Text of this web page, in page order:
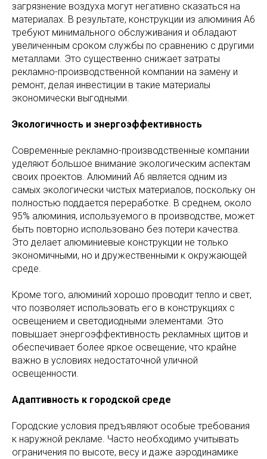
загрязнение воздуха могут негативно сказаться на
материалах. В результате, конструкции из алюминия А6
требуют минимального обслуживания и обладают
увеличенным сроком службы по сравнению с другими
металлами. Это существенно снижает затраты
рекламно-производственной компании на замену и
ремонт, делая инвестиции в такие материалы
экономически выгодными.
Экологичность и энергоэффективность
Современные рекламно-производственные компании
уделяют большое внимание экологическим аспектам
своих проектов. Алюминий А6 является одним из
самых экологически чистых материалов, поскольку он
полностью поддается переработке. В среднем, около
95% алюминия, используемого в производстве, может
быть повторно использовано без потери качества.
Это делает алюминиевые конструкции не только
экономичными, но и дружественными к окружающей
среде.
Кроме того, алюминий хорошо проводит тепло и свет,
что позволяет использовать его в конструкциях с
освещением и светодиодными элементами. Это
повышает энергоэффективность рекламных щитов и
обеспечивает более яркое освещение, что крайне
важно в условиях недостаточной уличной
освещенности.
Адаптивность к городской среде
Городские условия предъявляют особые требования
к наружной рекламе. Часто необходимо учитывать
ограничения по высоте, весу и даже аэродинамике